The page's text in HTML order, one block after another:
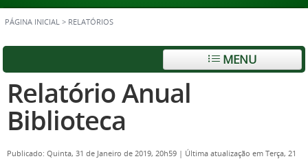
PÁGINA INICIAL > RELATÓRIOS
MENU
Relatório Anual
Biblioteca
Publicado: Quinta, 31 de Janeiro de 2019, 20h59 | Última atualização em Terça, 21